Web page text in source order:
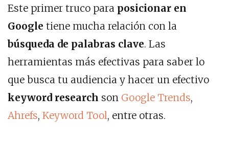
Este primer truco para posicionar en
Google tiene mucha relación con la
búsqueda de palabras clave. Las
herramientas más efectivas para saber lo
que busca tu audiencia y hacer un efectivo
keyword research son Google Trends,
Ahrefs, Keyword Tool, entre otras.